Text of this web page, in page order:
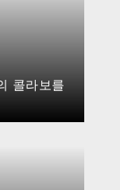
콜라보를